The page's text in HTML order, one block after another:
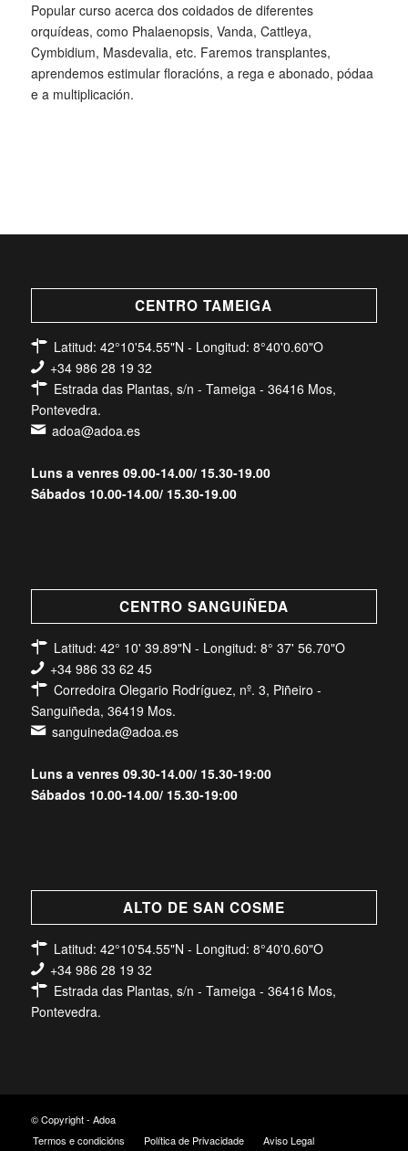
Popular curso acerca dos coidados de diferentes
orquídeas, como Phalaenopsis, Vanda, Cattleya,
Cymbidium, Masdevalia, etc. Faremos transplantes,
aprendemos estimular floracións, a rega e abonado, pódaa
e a multiplicación.
CENTRO TAMEIGA
Latitud: 42°10'54.55"N - Longitud: 8°40'0.60"O
+34 986 28 19 32
Estrada das Plantas, s/n - Tameiga - 36416 Mos,
Pontevedra.
adoa@adoa.es
Luns a venres 09.00-14.00/ 15.30-19.00
Sábados 10.00-14.00/ 15.30-19.00
CENTRO SANGUIÑEDA
Latitud: 42° 10' 39.89"N - Longitud: 8° 37' 56.70"O
+34 986 33 62 45
Corredoira Olegario Rodríguez, nº. 3, Piñeiro -
Sanguiñeda, 36419 Mos.
sanguineda@adoa.es
Luns a venres 09.30-14.00/ 15.30-19:00
Sábados 10.00-14.00/ 15.30-19:00
ALTO DE SAN COSME
Latitud: 42°10'54.55"N - Longitud: 8°40'0.60"O
+34 986 28 19 32
Estrada das Plantas, s/n - Tameiga - 36416 Mos,
Pontevedra.
© Copyright - Adoa
Termos e condicións
Política de Privacidade Aviso Legal